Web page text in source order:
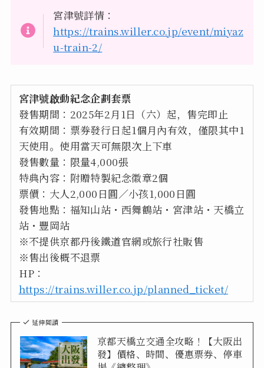
宮津號詳情：
https://trains.willer.co.jp/event/miyaz
u-train-2/
宮津號啟動紀念企劃套票
發售期間：2025年2月1日（六）起，售完即止
有效期間：票券發行日起1個月內有效，僅限其中1
天使用。使用當天可無限次上下車
發售數量：限量4,000張
特典內容：附贈特製紀念徽章2個
票價：大人2,000日圓／小孩1,000日圓
發售地點：福知山站・西舞鶴站・宮津站・天橋立
站・豐岡站
※不提供京都丹後鐵道官網或旅行社販售
※售出後概不退票
HP：
https://trains.willer.co.jp/planned_ticket/
延伸閱讀
京都天橋立交通全攻略！【大阪出
發】價格、時間、優惠票券、停車